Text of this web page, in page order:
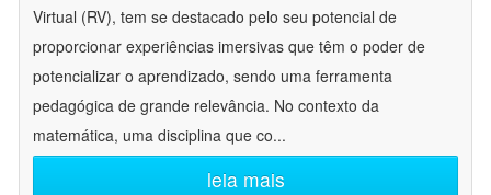
Virtual (RV), tem se destacado pelo seu potencial de
proporcionar experiências imersivas que têm o poder de
potencializar o aprendizado, sendo uma ferramenta
pedagógica de grande relevância. No contexto da
matemática, uma disciplina que co...
leia mais